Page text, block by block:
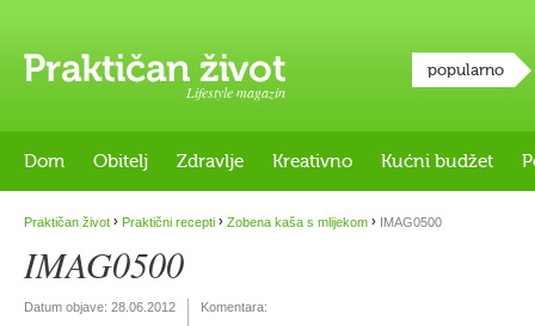
Lifestyle magazin
popularno
Dom Obitelj Zdravlje Kreativno Kućni budžet
Praktičan život › Praktični recepti › Zobena kaša s mlijekom › IMAG0500
IMAG0500
Datum objave: 28.06.2012 Komentara: